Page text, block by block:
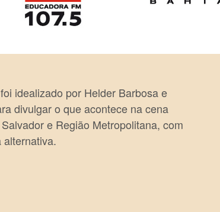
idealizado por Helder Barbosa e
divulgar o que acontece na cena
e Região Metropolitana, com